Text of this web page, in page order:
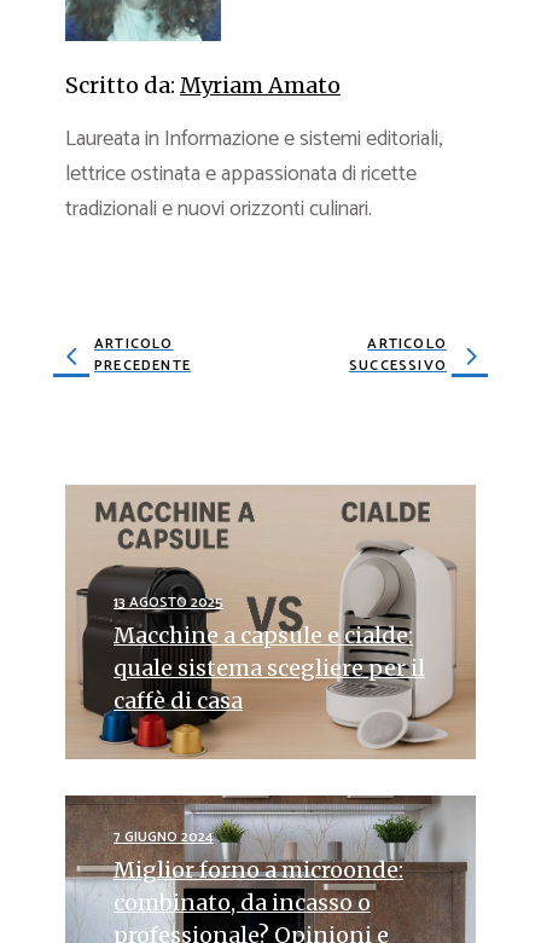
Scritto da: Myriam Amato
Laureata in Informazione e sistemi editoriali,
lettrice ostinata e appassionata di ricette
tradizionali e nuovi orizzonti culinari.
ARTICOLO
PRECEDENTE
ARTICOLO
SUCCESSIVO
13 AGOSTO 2025
Macchine a capsule e cialde:
quale sistema scegliere per il
caffè di casa
7 GIUGNO 2024
Miglior forno a microonde:
combinato, da incasso o
professionale? Opinioni e